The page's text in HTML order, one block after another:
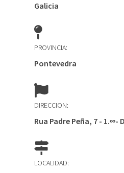
Galicia
PROVINCIA:
Pontevedra
DIRECCION:
Rua Padre Peña, 7 - 1.∞-
LOCALIDAD: